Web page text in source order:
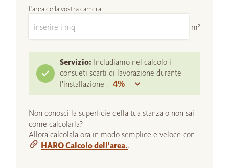
L'area della vostra camera
m²
Servizio: Includiamo nel calcolo i
consueti scarti di lavorazione durante
l'installazione :
Non conosci la superficie della tua stanza o non sai
come calcolarla?
Allora calcolala ora in modo semplice e veloce con
HARO Calcolo dell'area..